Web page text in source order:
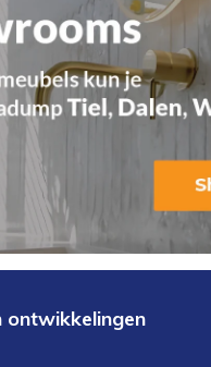
ontwikkelingen